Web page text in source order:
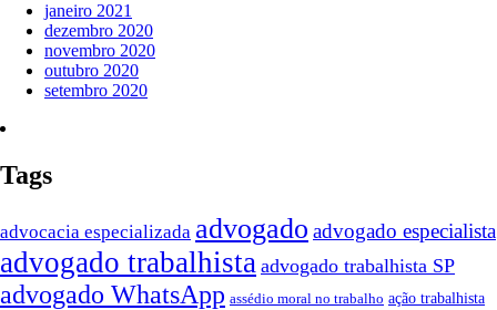
janeiro 2021
dezembro 2020
novembro 2020
outubro 2020
setembro 2020
Tags
advocacia especializada advogado advogado especialista
advogado trabalhista advogado trabalhista SP
advogado WhatsApp assédio moral no trabalho ação trabalhista